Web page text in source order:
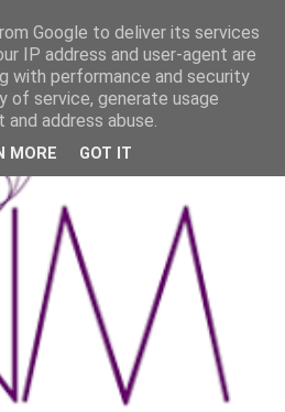
Google to deliver its services
IP address and user-agent are
with performance and security
of service, generate usage
address abuse.
MORE GOT IT